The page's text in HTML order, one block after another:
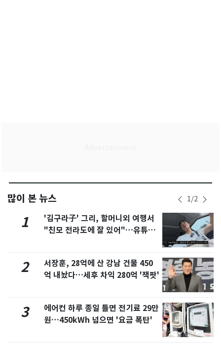
많이 본 뉴스 1/2
1
'김구라子' 그리, 할머니외 여행서
"친모 전라도에 잘 있어"…유튜브
2
서장훈, 28억에 산 강남 건물 450
억 내놨다…세후 차익 280억 '잭팟'
3
에어컨 하루 종일 틀면 전기료 29만
원…450kWh 넘으면 '요금 폭탄'